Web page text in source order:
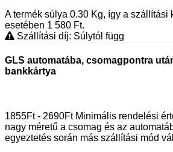
A termék súlya 0.30 Kg, így a szállítási
esetében 1 580 Ft.
Szállítási díj: Súlytól függ
GLS automatába, csomagpontra
bankkártya
1855Ft - 2690Ft Minimális rendelési
nagy méretű a csomag és az
egyeztetés során más szállítási mód